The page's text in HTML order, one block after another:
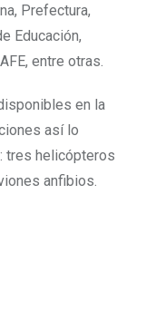
Prefectura,
Educación,
entre otras.
en la
así lo
tres helicópteros
anfibios.